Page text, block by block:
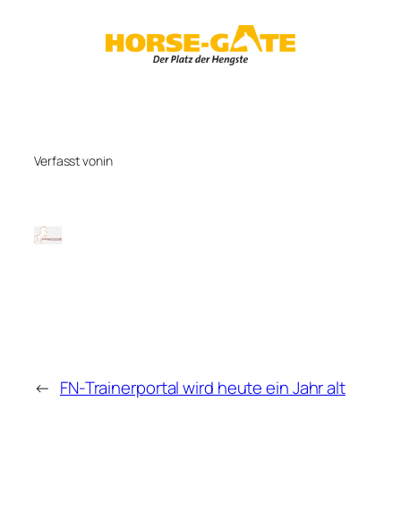
Verfasst vonin
← FN-Trainerportal wird heute ein Jahr alt